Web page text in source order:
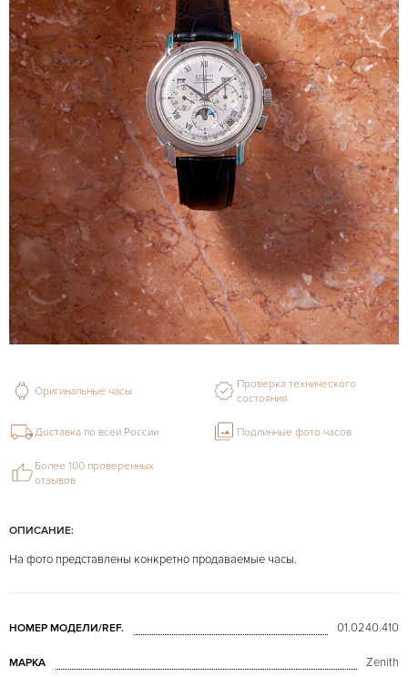
ОПИСАНИЕ:
На фото представлены конкретно продаваемые часы.
НОМЕР МОДЕЛИ/REF. 01.0240.410
МАРКА Zenith
Оригинальные часы
Проверка технического
состояния
Доставка по всей России Подлинные фото часов
Более 100 проверенных
отзывов